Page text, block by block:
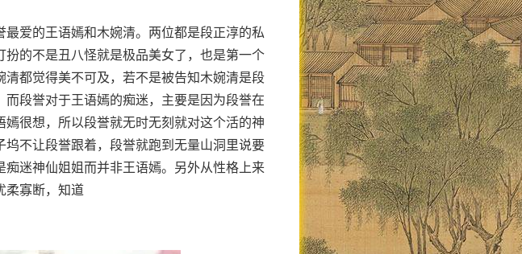
爱的王语嫣和木婉清。两位都是段正淳的私
的不是丑八怪就是极品美女了，也是第一个
都觉得美不可及，若不是被告知木婉清是段
段誉对于王语嫣的痴迷，主要是因为段誉在
很想，所以段誉就无时无刻就对这个活的神
不让段誉跟着，段誉就跑到无量山洞里说要
迷神仙姐姐而并非王语嫣。另外从性格上来
柔寡断，知道